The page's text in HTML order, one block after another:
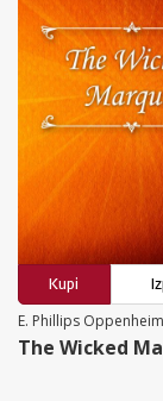
Kupi
E. Phillips Oppenheim
The Wicked